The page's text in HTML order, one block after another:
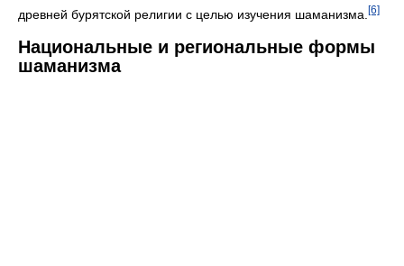
древней бурятской религии с целью изучения шаманизма. [6]
Национальные и региональные формы
шаманизма